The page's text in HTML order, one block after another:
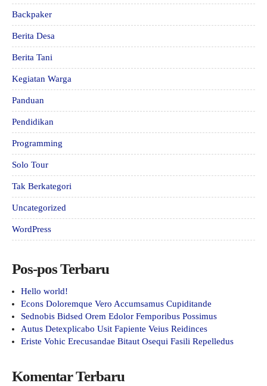
Backpaker
Berita Desa
Berita Tani
Kegiatan Warga
Panduan
Pendidikan
Programming
Solo Tour
Tak Berkategori
Uncategorized
WordPress
Pos-pos Terbaru
Hello world!
Econs Doloremque Vero Accumsamus Cupiditande
Sednobis Bidsed Orem Edolor Femporibus Possimus
Autus Detexplicabo Usit Fapiente Veius Reidinces
Eriste Vohic Erecusandae Bitaut Osequi Fasili Repelledus
Komentar Terbaru